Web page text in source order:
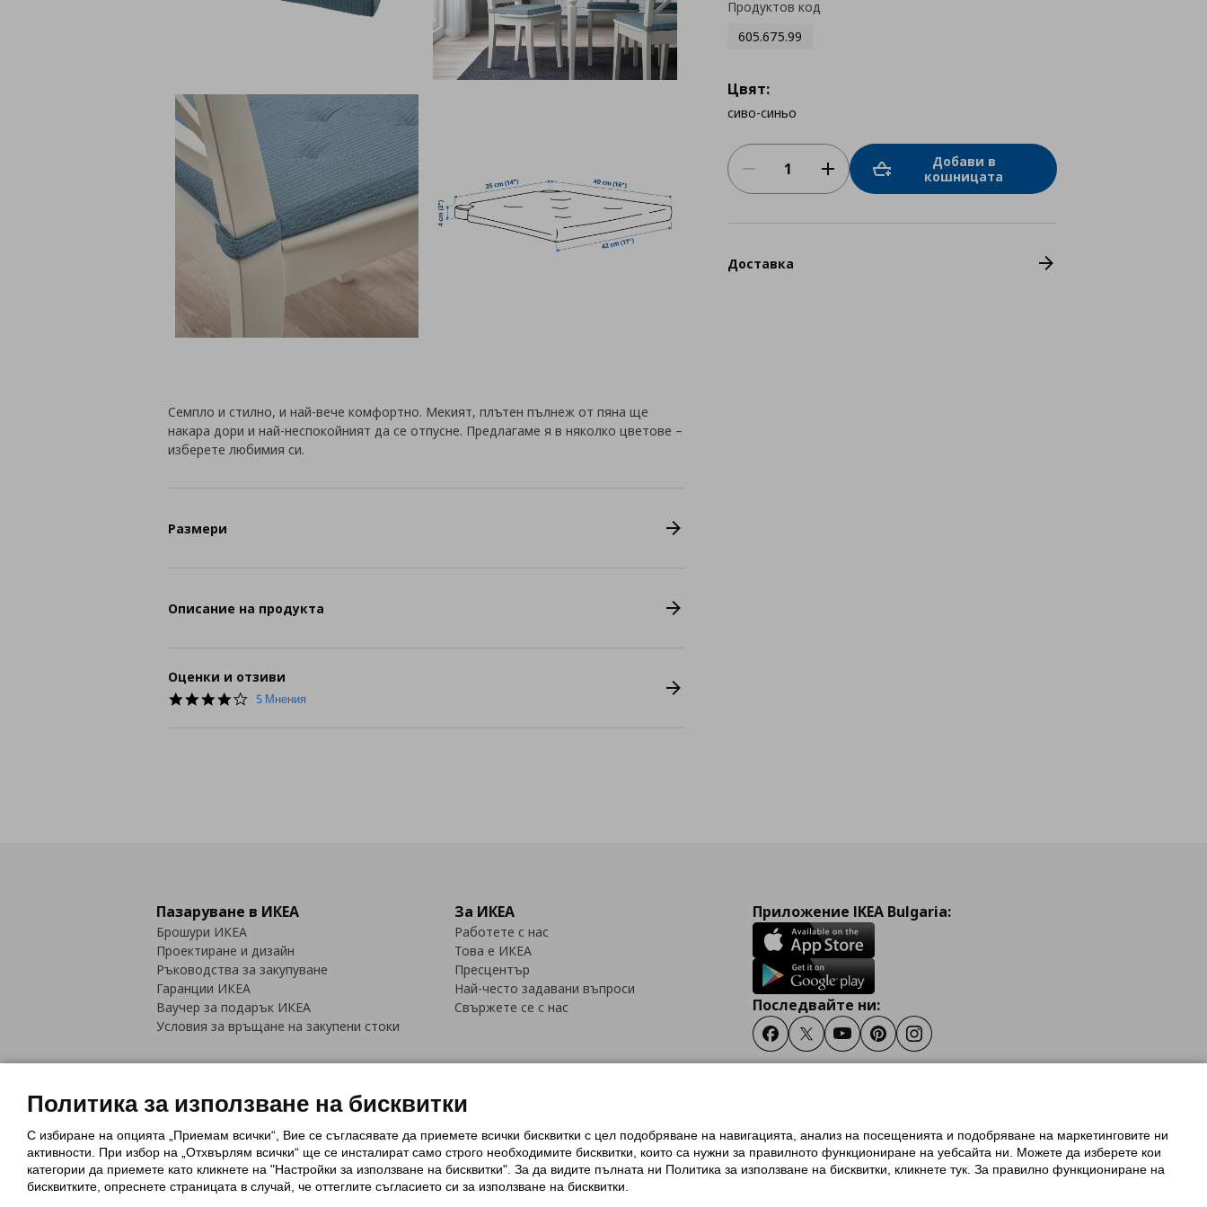
Продуктов код
605.675.99
Цвят:
сиво-синьо
Добави в
кошницата
Доставка
Семпло и стилно, и най-вече комфортно. Мекият, плътен пълнеж от пяна ще
накара дори и най-неспокойният да се отпусне. Предлагаме я в няколко цветове –
изберете любимия си.
Размери
Описание на продукта
Оценки и отзиви
4.2
5 Мнения
Пазаруване в ИКЕА
Брошури ИКЕА
Проектиране и дизайн
Ръководства за закупуване
Гаранции ИКЕА
Ваучер за подарък ИКЕА
Условия за връщане на закупени стоки
За ИКЕА
Работете с нас
Това е ИКЕА
Пресцентър
Най-често задавани въпроси
Свържете се с нас
Приложение IKEA Bulgaria:
Последвайте ни:
FacebookTwitterYoutubePinterestInstagram
Политика за използване на бисквитки (Cookies)Избор на настройки за използване на бисквиткиУсловия за ползване на ikea.bg
Обща политика за личните данни
Политика за защита на личните данни на ikea.bg
Общи условия на програма IKEA Family
Политика за защита на лични данни на програма IKEA Family
Политика за използване на бисквитки
С избиране на опцията „Приемам всички“, Вие се съгласявате да приемете всички бисквитки с цел подобряване на навигацията, анализ на посещенията и подобряване на маркетинговите ни
активности. При избор на „Отхвърлям всички“ ще се инсталират само строго необходимитe бисквитки, които са нужни за правилното функциониране на уебсайта ни. Можете да изберете кои
категории да приемете като кликнете на "Настройки за използване на бисквитки". За да видите пълната ни Политика за използване на бисквитки, кликнете тук. За правилно функциониране на
бисквитките, опреснете страницата в случай, че оттеглите съгласието си за използване на бисквитки.